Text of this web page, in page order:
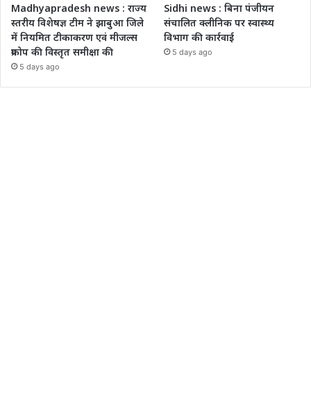
Madhyapradesh news : राज्य
स्तरीय विशेषज्ञ टीम ने झाबुआ जिले
में नियमित टीकाकरण एवं मीजल्स
प्रकोप की विस्तृत समीक्षा की
5 days ago
Sidhi news : बिना पंजीयन
संचालित क्लीनिक पर स्वास्थ्य
विभाग की कार्रवाई
5 days ago